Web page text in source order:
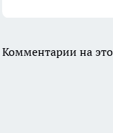
Комментарии на